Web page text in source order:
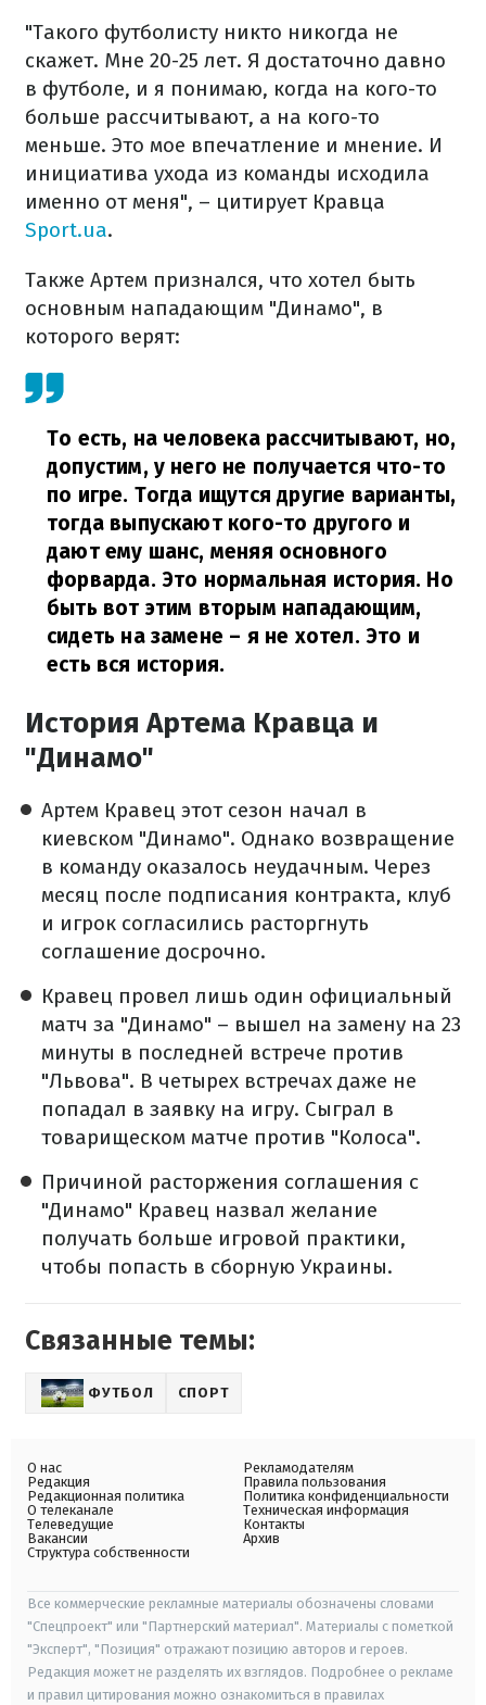
"Такого футболисту никто никогда не
скажет. Мне 20-25 лет. Я достаточно давно
в футболе, и я понимаю, когда на кого-то
больше рассчитывают, а на кого-то
меньше. Это мое впечатление и мнение. И
инициатива ухода из команды исходила
именно от меня", – цитирует Кравца
Sport.ua.
Также Артем признался, что хотел быть
основным нападающим "Динамо", в
которого верят:
То есть, на человека рассчитывают, но,
допустим, у него не получается что-то
по игре. Тогда ищутся другие варианты,
тогда выпускают кого-то другого и
дают ему шанс, меняя основного
форварда. Это нормальная история. Но
быть вот этим вторым нападающим,
сидеть на замене – я не хотел. Это и
есть вся история.
История Артема Кравца и
"Динамо"
Артем Кравец этот сезон начал в
киевском "Динамо". Однако возвращение
в команду оказалось неудачным. Через
месяц после подписания контракта, клуб
и игрок согласились расторгнуть
соглашение досрочно.
Кравец провел лишь один официальный
матч за "Динамо" – вышел на замену на 23
минуты в последней встрече против
"Львова". В четырех встречах даже не
попадал в заявку на игру. Сыграл в
товарищеском матче против "Колоса".
Причиной расторжения соглашения с
"Динамо" Кравец назвал желание
получать больше игровой практики,
чтобы попасть в сборную Украины.
Связанные темы:
ФУТБОЛ СПОРТ
О нас
Редакция
Редакционная политика
О телеканале
Телеведущие
Вакансии
Структура собственности
Рекламодателям
Правила пользования
Политика конфиденциальности
Техническая информация
Контакты
Архив
Все коммерческие рекламные материалы обозначены словами
"Спецпроект" или "Партнерский материал". Материалы с пометкой
"Эксперт", "Позиция" отражают позицию авторов и героев.
Редакция может не разделять их взглядов. Подробнее о рекламе
и правил цитирования можно ознакомиться в правилах